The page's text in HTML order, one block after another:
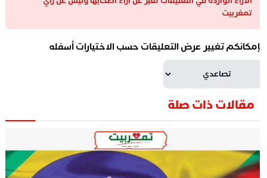
تمغربيت
تغيير عرض التعليقات حسب الاختيارات أسفله
مقالات ذات صلة